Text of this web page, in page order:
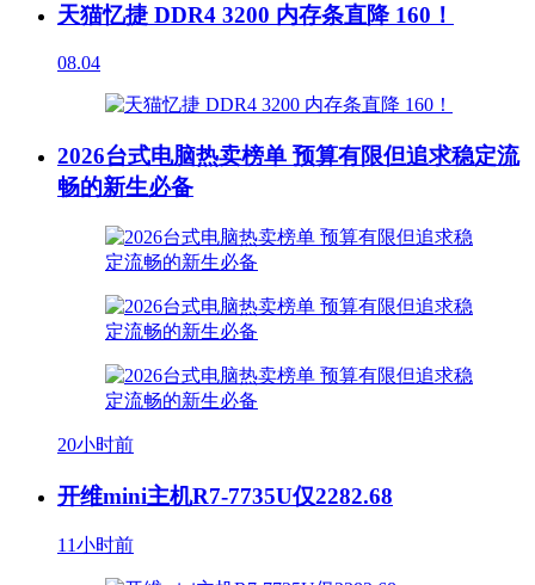
天猫忆捷 DDR4 3200 内存条直降 160！
08.04
2026台式电脑热卖榜单 预算有限但追求稳定流
畅的新生必备
20小时前
开维mini主机R7-7735U仅2282.68
11小时前